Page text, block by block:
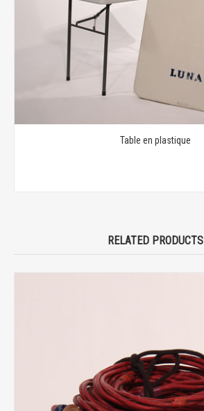
Table en plastique
RELATED PRODUCTS